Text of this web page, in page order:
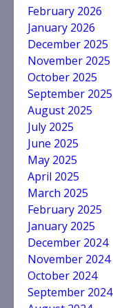
February 2026
January 2026
December 2025
November 2025
October 2025
September 2025
August 2025
July 2025
June 2025
May 2025
April 2025
March 2025
February 2025
January 2025
December 2024
November 2024
October 2024
September 2024